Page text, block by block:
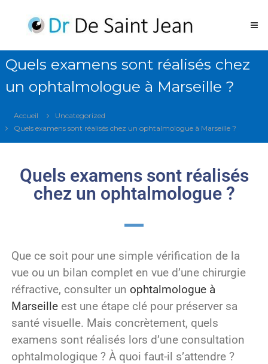
Operation
des
Laser
Marseille
Opération
des
laser
Marseille
Quels examens sont réalisés chez
un ophtalmologue à Marseille ?
Accueil
Uncategorized
Quels examens sont réalisés chez un ophtalmologue à Marseille ?
Quels examens sont réalisés
chez un ophtalmologue ?
Que ce soit pour une simple vérification de la
vue ou un bilan complet en vue d’une chirurgie
réfractive, consulter un ophtalmologue à
Marseilleest une étape clé pour préserver sa
santé visuelle. Mais concrètement, quels
examens sont réalisés lors d’une consultation
ophtalmologique ? À quoi faut-il s’attendre ?